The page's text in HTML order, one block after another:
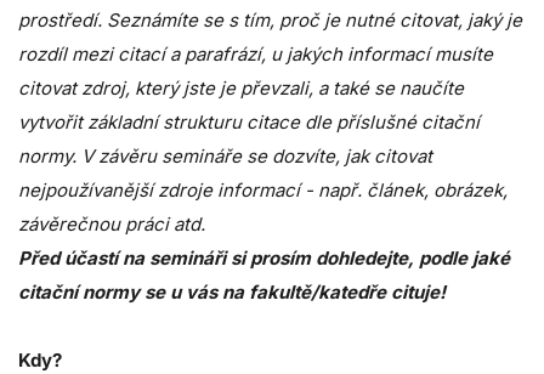
prostředí. Seznámíte se s tím, proč je nutné citovat, jaký je
rozdíl mezi citací a parafrází, u jakých informací musíte
citovat zdroj, který jste je převzali, a také se naučíte
vytvořit základní strukturu citace dle příslušné citační
normy. V závěru semináře se dozvíte, jak citovat
nejpoužívanější zdroje informací - např. článek, obrázek,
závěrečnou práci atd.
Před účastí na semináři si prosím dohledejte, podle jaké
citační normy se u vás na fakultě/katedře cituje!
Kdy?